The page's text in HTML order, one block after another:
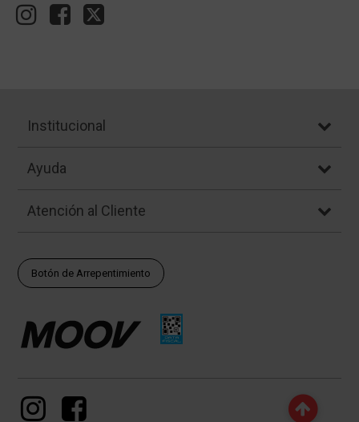
Institucional
Ayuda
Atención al Cliente
Botón de Arrepentimiento